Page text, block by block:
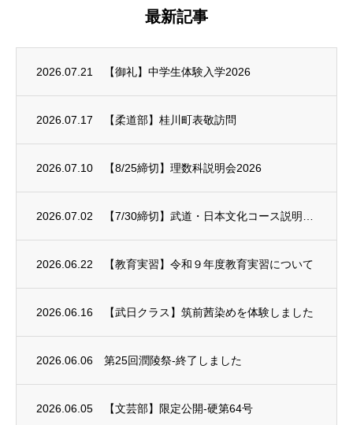
最新記事
2026.07.21 【御礼】中学生体験入学2026
2026.07.17 【柔道部】桂川町表敬訪問
2026.07.10 【8/25締切】理数科説明会2026
2026.07.02 【7/30締切】武道・日本文化コース説明会2026
2026.06.22 【教育実習】令和９年度教育実習について
2026.06.16 【武日クラス】筑前茜染めを体験しました
2026.06.06 第25回潤陵祭-終了しました
2026.06.05 【文芸部】限定公開-硬第64号